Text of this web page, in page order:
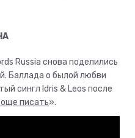
Russia снова поделились
Баллада о былой любви
сингл Idris & Leos после
писать».